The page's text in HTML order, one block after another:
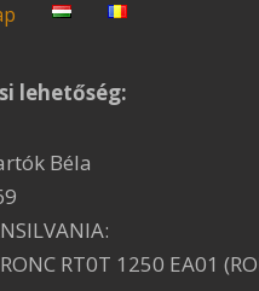
lehetőség:
Béla
RT0T 1250 EA01